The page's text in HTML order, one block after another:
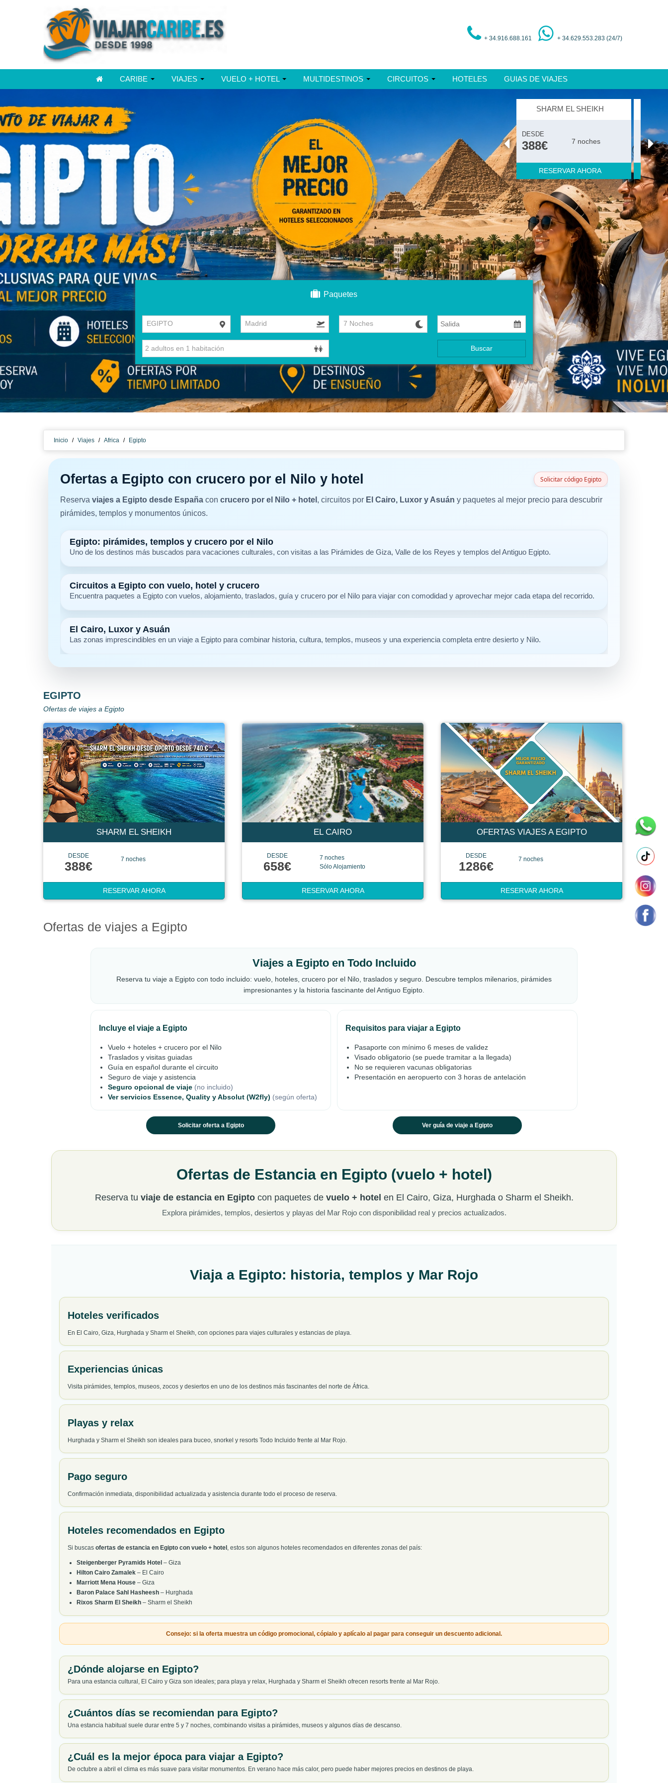
+ 34.916.688.161 + 34.629.553.283 (24/7)
CARIBE VIAJES VUELO + HOTEL MULTIDESTINOS CIRCUITOS HOTELES GUIAS DE VIAJES
EL CAIRO
DESDE
658€
Sólo
RESERVAR AHORA
Paquetes
EGIPTO Madrid 7 Noches
Buscar
Inicio / Viajes / Africa / Egipto
Ofertas a Egipto con crucero por el Nilo y hotel Solicitar código Egipto
Reserva viajes a Egipto desde España con crucero por el Nilo + hotel , circuitos por El Cairo, Luxor y Asuán y paquetes al mejor precio para descubrir
pirámides, templos y monumentos únicos.
Egipto: pirámides, templos y crucero por el Nilo
Uno de los destinos más buscados para vacaciones culturales, con visitas a las Pirámides de Giza, Valle de los Reyes y templos del Antiguo Egipto.
Circuitos a Egipto con vuelo, hotel y crucero
Encuentra paquetes a Egipto con vuelos, alojamiento, traslados, guía y crucero por el Nilo para viajar con comodidad y aprovechar mejor cada etapa del recorrido.
El Cairo, Luxor y Asuán
Las zonas imprescindibles en un viaje a Egipto para combinar historia, cultura, templos, museos y una experiencia completa entre desierto y Nilo.
EGIPTO
Ofertas de viajes a Egipto
SHARM EL SHEIKH
DESDE
388€ 7 noches
RESERVAR AHORA
EL CAIRO
DESDE
658€
7 noches
Sólo Alojamiento
RESERVAR AHORA
OFERTAS VIAJES A EGIPTO
DESDE
1286€ 7 noches
RESERVAR AHORA
Ofertas de viajes a Egipto
Viajes a Egipto en Todo Incluido
Reserva tu viaje a Egipto con todo incluido: vuelo, hoteles, crucero por el Nilo, traslados y seguro. Descubre templos milenarios, pirámides
impresionantes y la historia fascinante del Antiguo Egipto.
Incluye el viaje a Egipto
Vuelo + hoteles + crucero por el Nilo
Traslados y visitas guiadas
Guía en español durante el circuito
Seguro de viaje y asistencia
Seguro opcional de viaje (no incluido)
Ver servicios Essence, Quality y Absolut (W2fly) (según oferta)
Requisitos para viajar a Egipto
Pasaporte con mínimo 6 meses de validez
Visado obligatorio (se puede tramitar a la llegada)
No se requieren vacunas obligatorias
Presentación en aeropuerto con 3 horas de antelación
Solicitar oferta a Egipto Ver guía de viaje a Egipto
Ofertas de Estancia en Egipto (vuelo + hotel)
Reserva tu viaje de estancia en Egiptocon paquetes de vuelo + hotel en El Cairo, Giza, Hurghada o Sharm el Sheikh.
Explora pirámides, templos, desiertos y playas del Mar Rojo con disponibilidad real y precios actualizados.
Viaja a Egipto: historia, templos y Mar Rojo
Hoteles verificados
En El Cairo, Giza, Hurghada y Sharm el Sheikh, con opciones para viajes culturales y estancias de playa.
Experiencias únicas
Visita pirámides, templos, museos, zocos y desiertos en uno de los destinos más fascinantes del norte de África.
Playas y relax
Hurghada y Sharm el Sheikh son ideales para buceo, snorkel y resorts Todo Incluido frente al Mar Rojo.
Pago seguro
Confirmación inmediata, disponibilidad actualizada y asistencia durante todo el proceso de reserva.
Hoteles recomendados en Egipto
Si buscas ofertas de estancia en Egipto con vuelo + hotel , estos son algunos hoteles recomendados en diferentes zonas del país:
Steigenberger Pyramids Hotel – Giza
Hilton Cairo Zamalek – El Cairo
Marriott Mena House – Giza
Baron Palace Sahl Hasheesh – Hurghada
Rixos Sharm El Sheikh – Sharm el Sheikh
Consejo: si la oferta muestra un código promocional , cópialo y aplícalo al pagar para conseguir un descuento adicional .
¿Dónde alojarse en Egipto?
Para una estancia cultural, El Cairo y Giza son ideales; para playa y relax, Hurghada y Sharm el Sheikh ofrecen resorts frente al Mar Rojo.
¿Cuántos días se recomiendan para Egipto?
Una estancia habitual suele durar entre 5 y 7 noches, combinando visitas a pirámides, museos y algunos días de descanso.
¿Cuál es la mejor época para viajar a Egipto?
De octubre a abril el clima es más suave para visitar monumentos. En verano hace más calor, pero puede haber mejores precios en destinos de playa.